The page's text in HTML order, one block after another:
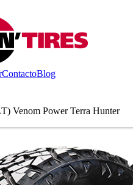
ContactoBlog
Venom Power Terra Hunter